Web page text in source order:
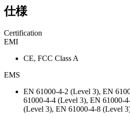
仕様
Certification
EMI
CE, FCC Class A
EMS
EN 61000-4-2 (Level 3), EN
61000-4-4 (Level 3), EN 61000-
(Level 3), EN 61000-4-8 (Level